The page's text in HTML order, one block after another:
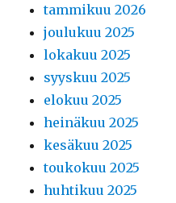
tammikuu 2026
joulukuu 2025
lokakuu 2025
syyskuu 2025
elokuu 2025
heinäkuu 2025
kesäkuu 2025
toukokuu 2025
huhtikuu 2025